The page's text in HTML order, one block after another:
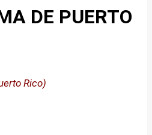
DE PUERTO
Rico)